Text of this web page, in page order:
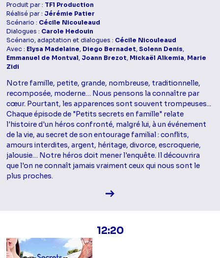
Produit par : TF1 Production
Réalisé par : Jérémie Patier
Scénario : Cécile Nicouleaud
Dialogues : Carole Hedouin
Scénario, adaptation et dialogues : Cécile Nicouleaud
Avec : Elysa Madelaine, Diego Bernadet,Solenn Denis,
Emmanuel de Montval, Joann Brezot, Mickaël Alkemia, Marie
Zidi
Notre famille, petite, grande, nombreuse, traditionnelle,
recomposée, moderne… Nous pensons la connaître par
cœur. Pourtant, les apparences sont souvent trompeuses...
Chaque épisode de "Petits secrets en famille" relate
l'histoire d'un héros confronté, malgré lui, à un événement
de la vie, au secret de son entourage familial : conflits,
amours interdites, argent, héritage, divorce, escroquerie,
jalousie… Notre héros doit mener l'enquête. Il découvrira
que l'on ne connaît jamais vraiment ceux qui nous sont le
plus proches.
Voir la fiche diffusion
12:20